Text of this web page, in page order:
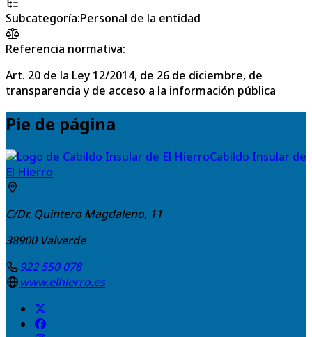
Subcategoría:Personal de la entidad
Referencia normativa:
Art. 20 de la Ley 12/2014, de 26 de diciembre, de
transparencia y de acceso a la información pública
Pie de página
Cabildo Insular de
El Hierro
C/Dr. Quintero Magdaleno, 11
38900 Valverde
922 550 078
www.elhierro.es